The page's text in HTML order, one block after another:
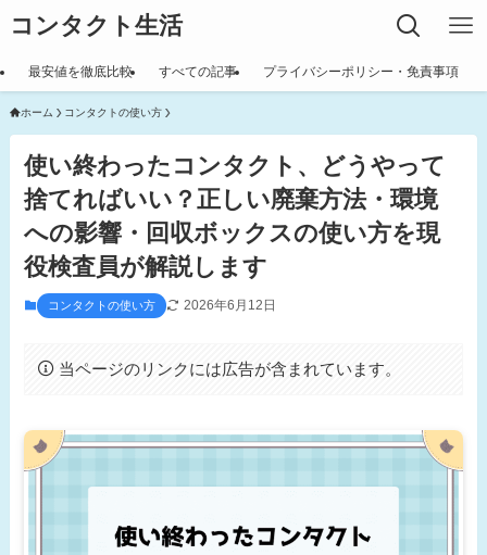
コンタクト生活
最安値を徹底比較 すべての記事 プライバシーポリシー・免責事項
ホーム コンタクトの使い方
使い終わったコンタクト、どうやって
捨てればいい？正しい廃棄方法・環境
への影響・回収ボックスの使い方を現
役検査員が解説します
コンタクトの使い方 2026年6月12日
当ページのリンクには広告が含まれています。